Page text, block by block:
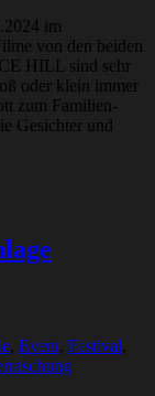
im
von den beiden
HILL sind sehr
oder klein immer
zum Familien-
Gesichter und
, Event, Festival,